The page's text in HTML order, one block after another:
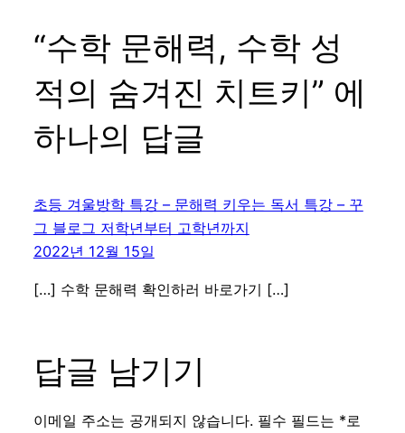
“수학 문해력, 수학 성
적의 숨겨진 치트키” 에
하나의 답글
초등 겨울방학 특강 – 문해력 키우는 독서 특강 – 꾸
그 블로그 저학년부터 고학년까지
2022년 12월 15일
[…] 수학 문해력 확인하러 바로가기 […]
답글 남기기
이메일 주소는 공개되지 않습니다. 필수 필드는 *로